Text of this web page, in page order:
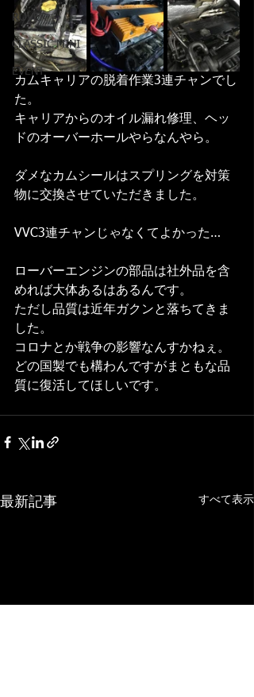
ROVER
CLASSIC MINI
EVENT
カムキャリアの脱着作業3連チャンでし
た。
キャリアからのオイル漏れ修理、ヘッ
ドのオーバーホールやらなんやら。
ダメなカムシールはスプリングを対策
物に交換させていただきました。
VVC3連チャンじゃなくてよかった…
ローバーエンジンの部品は社外品を含
めれば大体あるはあるんです。
ただし品質は近年ガクンと落ちてきま
した。
コロナとか戦争の影響なんすかねぇ。
どの国製でも構わんですがまともな品
質に復活してほしいです。
最新記事 すべて表示